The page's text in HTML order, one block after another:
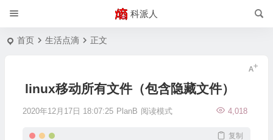
科派人
首页 生活点滴 正文
linux移动所有文件（包含隐藏文件）
2020年12月17日 18:07:25 PlanB 4,018
阅读模式
复制